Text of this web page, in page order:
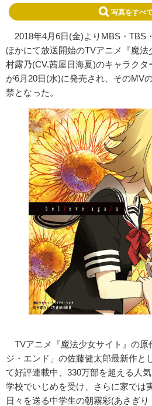
写真をすべ
2018年4月6日(金)よりMBS・TBS
ほかにて放送開始のTVアニメ『魔法
村露乃(CV.茜屋日海夏)のキャラクタ
が6月20日(水)に発売され、そのMV
禁となった。
TVアニメ『魔法少女サイト』の原
ジ・エンド」の佐藤健太郎最新作と
て好評連載中、330万部を超える人
学校でいじめを受け、さらに家では
日々を送る中学生の朝霧彩(あさぎ